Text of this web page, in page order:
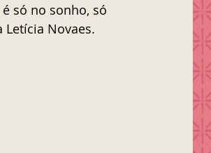
só no sonho, só
Novaes.